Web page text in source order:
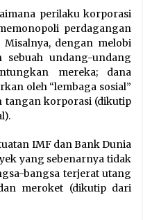
perilaku korporasi
perdagangan
dengan melobi
undang-undang
mereka; dana
oleh “lembaga sosial”
tangan korporasi (dikutip
IMF dan Bank Dunia
yang sebenarnya tidak
bangsa terjerat utang
meroket (dikutip dari